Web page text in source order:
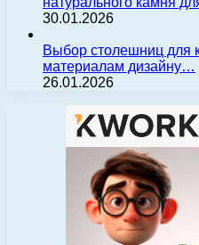
30.01.2026
Выбор столешниц для
материалам дизайну…
26.01.2026